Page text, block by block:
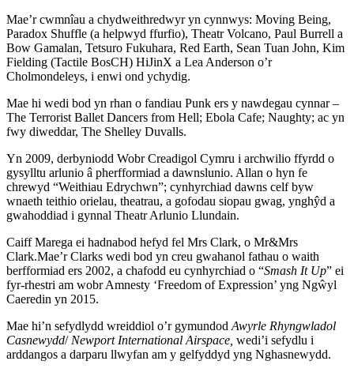
Mae’r cwmnîau a chydweithredwyr yn cynnwys: Moving Being,
Paradox Shuffle (a helpwyd ffurfio), Theatr Volcano, Paul Burrell a
Bow Gamalan, Tetsuro Fukuhara, Red Earth, Sean Tuan John, Kim
Fielding (Tactile BosCH) HiJinX a Lea Anderson o’r
Cholmondeleys, i enwi ond ychydig.
Mae hi wedi bod yn rhan o fandiau Punk ers y nawdegau cynnar –
The Terrorist Ballet Dancers from Hell; Ebola Cafe; Naughty; ac yn
fwy diweddar, The Shelley Duvalls.
Yn 2009, derbyniodd Wobr Creadigol Cymru i archwilio ffyrdd o
gysylltu arlunio â pherfformiad a dawnslunio. Allan o hyn fe
chrewyd “Weithiau Edrychwn”; cynhyrchiad dawns celf byw
wnaeth teithio orielau, theatrau, a gofodau siopau gwag, ynghŷd a
gwahoddiad i gynnal Theatr Arlunio Llundain.
Caiff Marega ei hadnabod hefyd fel Mrs Clark, o Mr&Mrs
Clark.Mae’r Clarks wedi bod yn creu gwahanol fathau o waith
berfformiad ers 2002, a chafodd eu cynhyrchiad o “Smash It Up” ei
fyr-rhestri am wobr Amnesty ‘Freedom of Expression’ yng Ngŵyl
Caeredin yn 2015.
Mae hi’n sefydlydd wreiddiol o’r gymundod Awyrle Rhyngwladol
Casnewydd/ Newport International Airspace, wedi’i sefydlu i
arddangos a darparu llwyfan am y gelfyddyd yng Nghasnewydd.